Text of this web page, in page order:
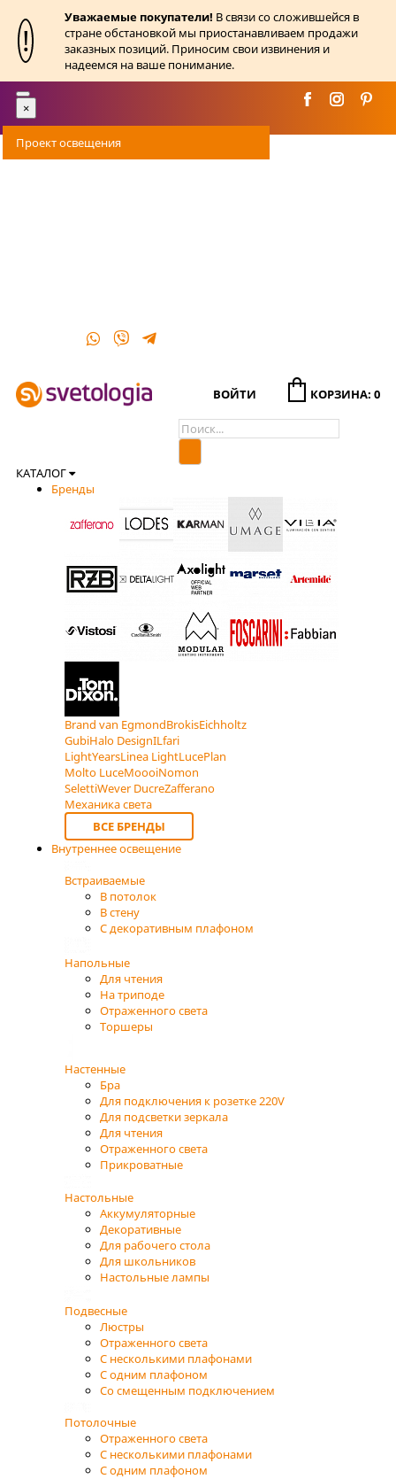
!
Уважаемые покупатели! В связи со сложившейся в
стране обстановкой мы приостанавливаем продажи
заказных позиций. Приносим свои извинения и
надеемся на ваше понимание.
Toggle
navigation
×
Проект освещения
ВОЙТИ КОРЗИНА: 0
КАТАЛОГ
Бренды
Brand van EgmondBrokisEichholtz
GubiHalo DesignILfari
LightYearsLinea LightLucePlan
Molto LuceMoooiNomon
SelettiWever DucreZafferano
Механика света
ВСЕ БРЕНДЫ
Внутреннее освещение
Встраиваемые
В потолок
В стену
С декоративным плафоном
Напольные
Для чтения
На триподе
Отраженного света
Торшеры
Настенные
Бра
Для подключения к розетке 220V
Для подсветки зеркала
Для чтения
Отраженного света
Прикроватные
Настольные
Аккумуляторные
Декоративные
Для рабочего стола
Для школьников
Настольные лампы
Подвесные
Люстры
Отраженного света
С несколькими плафонами
С одним плафоном
Со смещенным подключением
Потолочные
Отраженного света
С несколькими плафонами
С одним плафоном